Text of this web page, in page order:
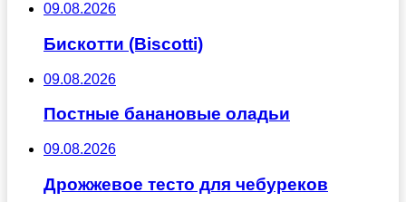
09.08.2026
Бискотти (Biscotti)
09.08.2026
Постные банановые оладьи
09.08.2026
Дрожжевое тесто для чебуреков